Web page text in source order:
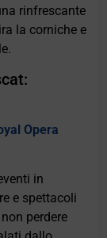
rinfrescante
la corniche e
Opera
in
e spettacoli
perdere